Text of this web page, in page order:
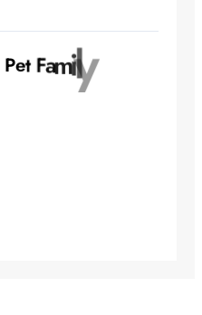
Pet Family